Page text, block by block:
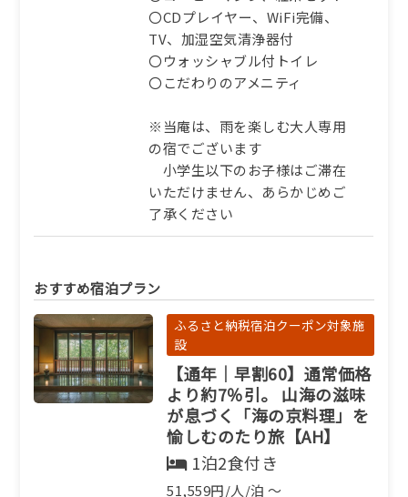
詳細
ふるさと納税宿泊クーポン対象施
設
【通年｜一泊食事なし】＜
当日ご予約可＞何も足さ
ず、ただ寛ぐ。温泉と静寂
な時間を愉しむ旅【ZZ】
素泊まり
73,920円/人/泊 ～
ふるさと納税宿泊クーポン対象施
設
【冬｜特選】選び抜かれた
１㎏級タグ付き活松葉蟹を
お一人様一杯。好みに寄り
添う一席【AB】
1泊2食付き
〇CDプレイヤー、WiFi完備、
TV、加湿空気清浄器付
〇ウォッシャブル付トイレ
〇こだわりのアメニティ
※当庵は、雨を楽しむ大人専用
の宿でございます
小学生以下のお子様はご滞在
いただけません、あらかじめご
了承ください
おすすめ宿泊プラン
ふるさと納税宿泊クーポン対象施
設
【通年｜早割60】通常価格
より約7％引。 山海の滋味
が息づく「海の京料理」を
愉しむのたり旅【AH】
1泊2食付き
51,559円/人/泊 ～